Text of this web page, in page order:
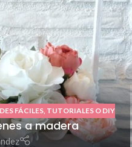
FÁCILES TUTORIALES O DIY
a madera